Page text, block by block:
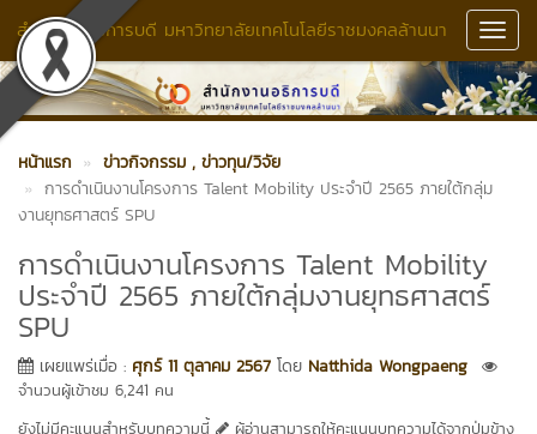
สำนักงานอธิการบดี มหาวิทยาลัยเทคโนโลยีราชมงคลล้านนา
หน้าแรก ข่าวกิจกรรม , ข่าวทุน/วิจัย
การดำเนินงานโครงการ Talent Mobility ประจำปี 2565 ภายใต้กลุ่ม
งานยุทธศาสตร์ SPU
การดำเนินงานโครงการ Talent Mobility
ประจำปี 2565 ภายใต้กลุ่มงานยุทธศาสตร์
SPU
เผยแพร่เมื่อ : ศุกร์ 11 ตุลาคม 2567 โดย Natthida Wongpaeng
จำนวนผู้เข้าชม 6,241 คน
ยังไม่มีคะแนนสำหรับบทความนี้
ผู้อ่านสามารถให้คะแนนบทความได้จากปุ่มข้าง